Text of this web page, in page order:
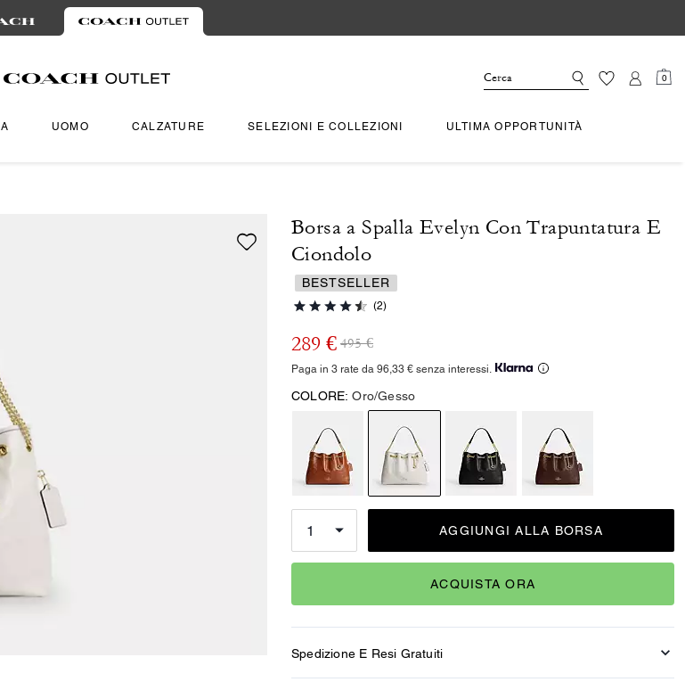
0
UOMO CALZATURE SELEZIONI E COLLEZIONI ULTIMA OPPORTUNITÀ
Borsa a Spalla Evelyn Con Trapuntatura E
Ciondolo
BESTSELLER
(2)
289 € 495 €
Paga in 3 rate da 96,33 € senza interessi.
COLORE: Oro/Gesso
AGGIUNGI ALLA BORSA
ACQUISTA ORA
Spedizione E Resi Gratuiti